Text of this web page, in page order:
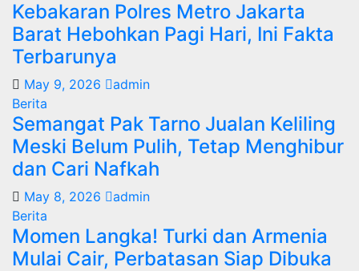
Kebakaran Polres Metro Jakarta
Barat Hebohkan Pagi Hari, Ini Fakta
Terbarunya
May 9, 2026
admin
Berita
Semangat Pak Tarno Jualan Keliling
Meski Belum Pulih, Tetap Menghibur
dan Cari Nafkah
May 8, 2026
admin
Berita
Momen Langka! Turki dan Armenia
Mulai Cair, Perbatasan Siap Dibuka